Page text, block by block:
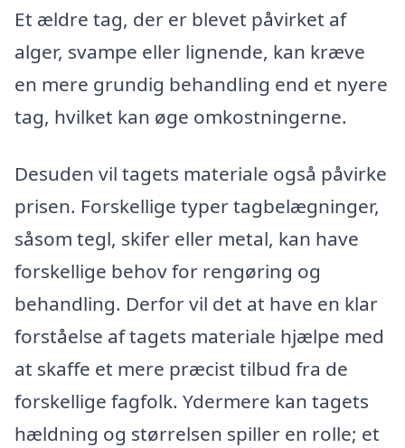
Et ældre tag, der er blevet påvirket af
alger, svampe eller lignende, kan kræve
en mere grundig behandling end et nyere
tag, hvilket kan øge omkostningerne.
Desuden vil tagets materiale også påvirke
prisen. Forskellige typer tagbelægninger,
såsom tegl, skifer eller metal, kan have
forskellige behov for rengøring og
behandling. Derfor vil det at have en klar
forståelse af tagets materiale hjælpe med
at skaffe et mere præcist tilbud fra de
forskellige fagfolk. Ydermere kan tagets
hældning og størrelsen spiller en rolle; et